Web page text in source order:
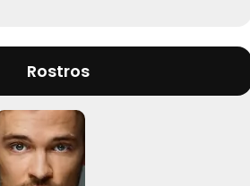
Rostros